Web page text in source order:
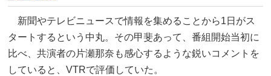
新聞やテレビニュースで情報を集めることから1日がス
タートするという中丸。その甲斐あって、番組開始当初に
比べ、共演者の片瀬那奈も感心するような鋭いコメントを
していると、VTRで評価していた。